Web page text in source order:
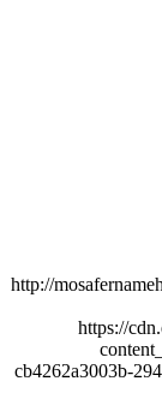
http://
https://
cb4262a3003b-